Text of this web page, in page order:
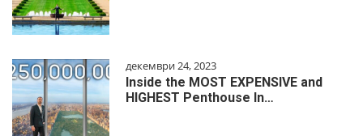
декември 24, 2023
Inside the MOST EXPENSIVE and
HIGHEST Penthouse In…